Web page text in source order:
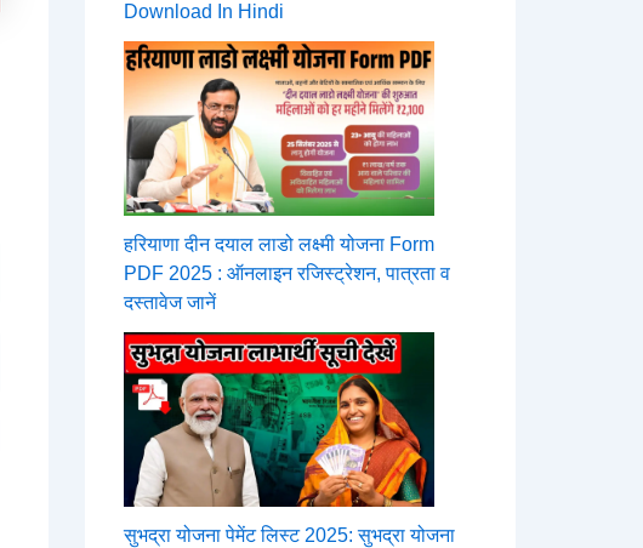
Download In Hindi
हरियाणा दीन दयाल लाडो लक्ष्मी योजना Form
PDF 2025 : ऑनलाइन रजिस्ट्रेशन, पात्रता व
दस्तावेज जानें
सुभद्रा योजना पेमेंट लिस्ट 2025: सुभद्रा योजना